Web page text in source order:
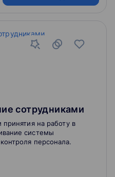
сотрудниками
на работу в
системы
персонала.